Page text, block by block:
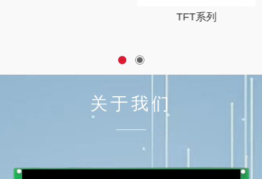
TFT系列
关于我们